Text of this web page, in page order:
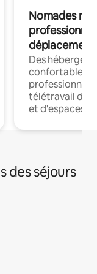
Nomades
déplacement
Des
confortables
professionnels
télétravail
et d'espaces
des séjours